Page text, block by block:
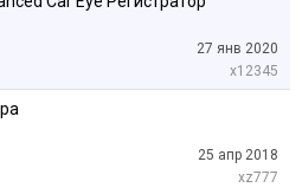
27 янв 2020
x12345
25 апр 2018
xz777